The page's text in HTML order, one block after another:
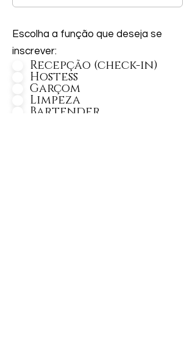
Escolha a função que deseja se
inscrever:
Recepção (check-in)
Hostess
Garçom
Limpeza
Bartender